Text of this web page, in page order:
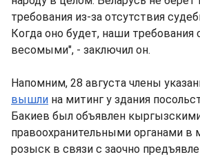
требования из-за отсутствия
Когда оно будет, наши требования
весомыми", - заключил он.
Напомним, 28 августа члены
вышли на митинг у здания
Бакиев был объявлен
правоохранительными органами
розыск в связи с заочно